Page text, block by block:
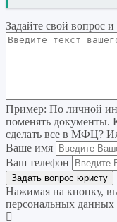
Задайте свой вопрос и
Пример: По личной
поменять документы.
сделать все в МФЦ?
Ваше имя
Ваш телефон
Нажимая на кнопку, вы
персональных данных